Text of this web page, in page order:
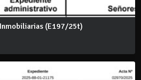
(E197/25t)